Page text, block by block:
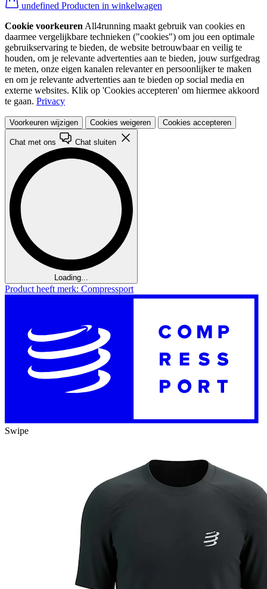
undefined Producten in winkelwagen
Cookie voorkeuren All4running maakt gebruik van cookies en
daarmee vergelijkbare technieken ("cookies") om jou een optimale
gebruikservaring te bieden, de website betrouwbaar en veilig te
houden, om je relevante advertenties aan te bieden, jouw surfgedrag
te meten, onze eigen kanalen relevanter en persoonlijker te maken
en om je relevante advertenties aan te bieden op social media en
externe websites. Klik op 'Cookies accepteren' om hiermee akkoord
te gaan. Privacy
Voorkeuren wijzigen Cookies weigeren Cookies accepteren
Chat met ons Chat sluiten
Loading...
Product heeft merk: Compressport
Swipe